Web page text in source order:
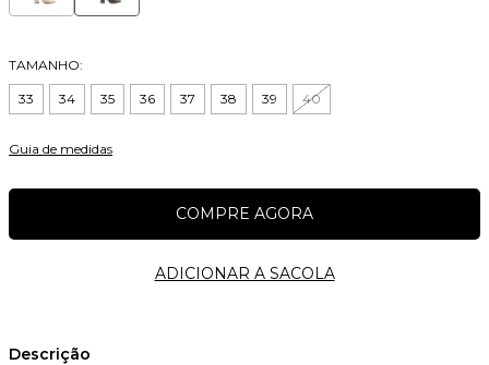
TAMANHO:
33 34 35 36 37 38 39 40
Guia de medidas
Descrição